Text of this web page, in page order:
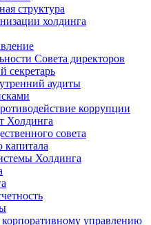
структура
холдинга
Совета директоров
секретарь
аудиты
коррупции
Холдинга
совета
капитала
Холдинга
корпоративному управлению